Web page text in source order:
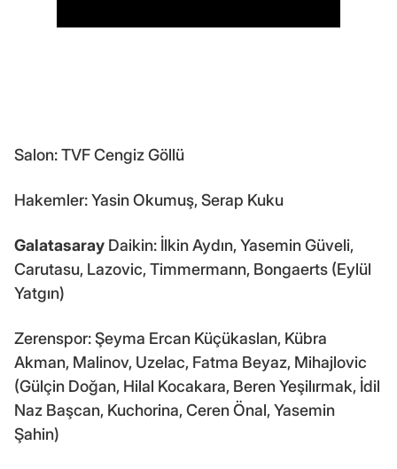
Salon: TVF Cengiz Göllü
Hakemler: Yasin Okumuş, Serap Kuku
Galatasaray Daikin: İlkin Aydın, Yasemin Güveli,
Carutasu, Lazovic, Timmermann, Bongaerts (Eylül
Yatgın)
Zerenspor: Şeyma Ercan Küçükaslan, Kübra
Akman, Malinov, Uzelac, Fatma Beyaz, Mihajlovic
(Gülçin Doğan, Hilal Kocakara, Beren Yeşilırmak, İdil
Naz Başcan, Kuchorina, Ceren Önal, Yasemin
Şahin)